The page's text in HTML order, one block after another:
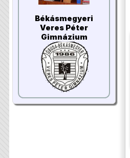
Békásmegyeri
Veres Péter
Gimnázium